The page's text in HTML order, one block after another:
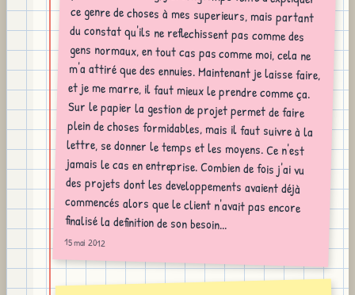
finalisé la definition de son besoin...
15 mai 2012